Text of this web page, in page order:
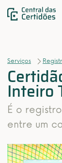
Serviços
Inteiro
É o
entre um